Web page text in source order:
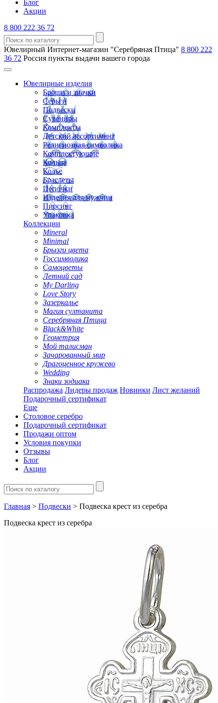
Блог
Акции
8 800 222 36 72
Ювелирный Интернет-магазин "Серебряная Птица" 8 800 222
36 72 Россия пункты выдачи вашего города
Ювелирные изделия
Броши и значки
Серьги
Подвески
Сувениры
Комплекты
Детский ассортимент
Религиозная символика
Комплектующие
Кольца
Колье
Браслеты
Цепочки
Изделия для мужчин
Пирсинг
Упаковка
Коллекции
Mineral
Minimal
Брызги цвета
Госсимволика
Самоцветы
Летний сад
My Darling
Love Story
Зазеркалье
Магия султанита
Серебряная Птица
Black&White
Геометрия
Мой талисман
Зачарованный мир
Драгоценное кружево
Wedding
Знаки зодиака
Распродажа Лидеры продаж Новинки Лист желаний
Подарочный сертификат
Еще
Столовое серебро
Подарочный сертификат
Продажи оптом
Условия покупки
Отзывы
Блог
Акции
Главная > Подвески > Подвеска крест из серебра
Подвеска крест из серебра